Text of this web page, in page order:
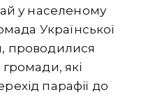
у населеному
Української
проводилися
які
парафії до